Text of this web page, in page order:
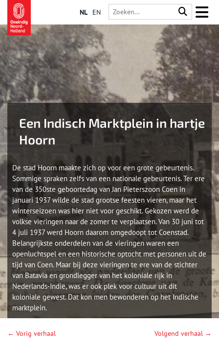
NL EN
Een Indisch Marktplein in hartje
Hoorn
De stad Hoorn maakte zich op voor een grote gebeurtenis.
Sommige spraken zelfs van een nationale gebeurtenis. Ter ere
van de 350ste geboortedag van Jan Pieterszoon Coen in
januari 1937 wilde de stad grootse feesten vieren, maar het
winterseizoen was hier niet voor geschikt. Gekozen werd de
volkse vieringen naar de zomer te verplaatsen. Van 30 juni tot
4 juli 1937 werd Hoorn daarom omgedoopt tot Coenstad.
Belangrijkste onderdelen van de vieringen waren een
openluchtspel en een historische optocht met personen uit de
tijd van Coen. Maar bij deze vieringen te ere van de stichter
van Batavia en grondlegger van het koloniale rijk in
Nederlands-Indië, was er ook plek voor cultuur uit dit
koloniale gewest. Dat kon men bewonderen op het Indische
marktplein.
← Vorig verhaal Volgend verhaal →